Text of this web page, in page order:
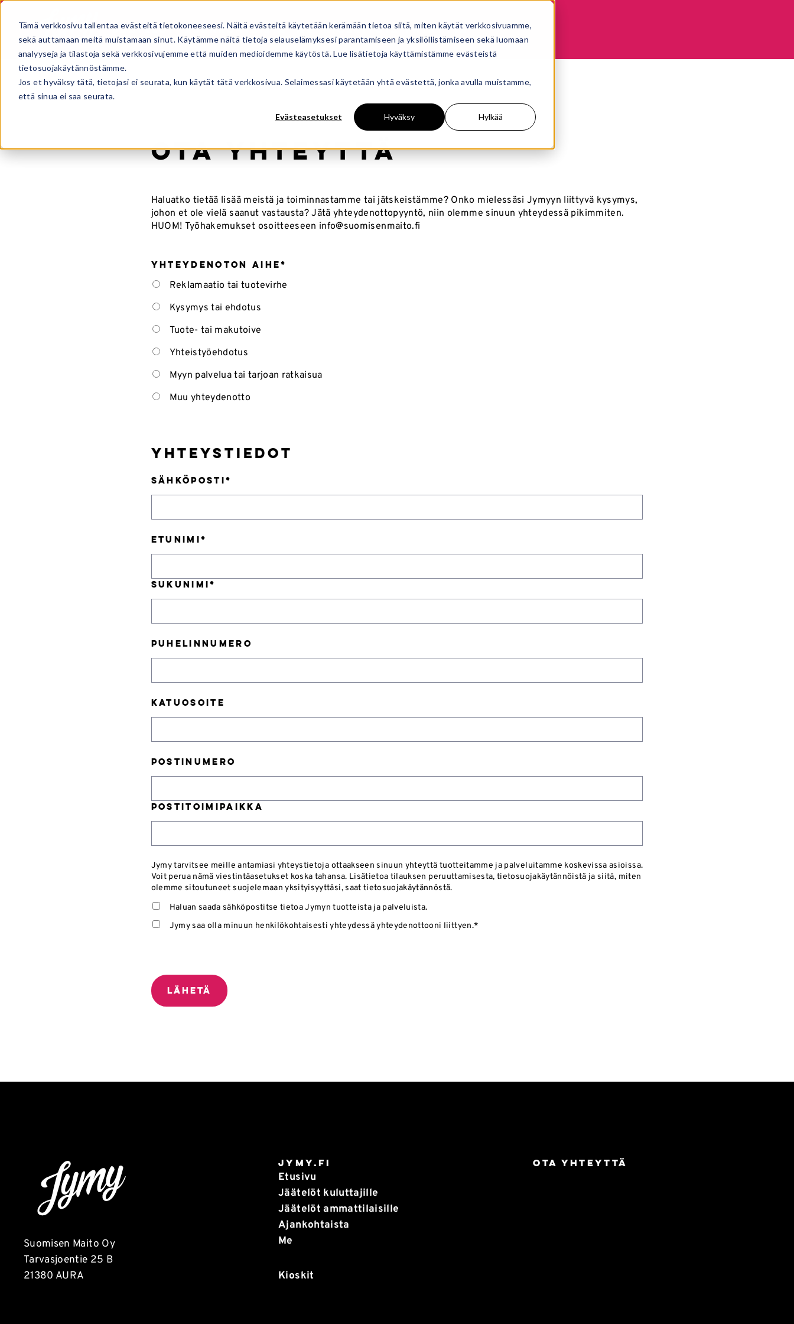
Tämä verkkosivu tallentaa evästeitä tietokoneeseesi. Näitä evästeitä käytetään kerämään tietoa siitä, miten käytät verkkosivuamme,
sekä auttamaan meitä muistamaan sinut. Käytämme näitä tietoja selauselämyksesi parantamiseen ja yksilöllistämiseen sekä luomaan
analyyseja ja tilastoja sekä verkkosivujemme että muiden medioidemme käytöstä. Lue lisätietoja käyttämistämme evästeistä
tietosuojakäytännöstämme.
Jos et hyväksy tätä, tietojasi ei seurata, kun käytät tätä verkkosivua. Selaimessasi käytetään yhtä evästettä, jonka avulla muistamme,
että sinua ei saa seurata.
Evästeasetukset Hyväksy Hylkää
JÄÄTELÖT AJANKOHTAISTA ME KIOSKITOTA YHTEYTTÄ
Ota yhteyttä
Haluatko tietää lisää meistä ja toiminnastamme tai jätskeistämme? Onko mielessäsi Jymyyn liittyvä kysymys,
johon et ole vielä saanut vastausta? Jätä yhteydenottopyyntö, niin olemme sinuun yhteydessä pikimmiten.
HUOM! Työhakemukset osoitteeseen info@suomisenmaito.fi
Yhteydenoton aihe*
Reklamaatio tai tuotevirhe
Kysymys tai ehdotus
Tuote- tai makutoive
Yhteistyöehdotus
Myyn palvelua tai tarjoan ratkaisua
Muu yhteydenotto
Yhteystiedot
Sähköposti*
Etunimi*
Sukunimi*
Puhelinnumero
Katuosoite
Postinumero
Postitoimipaikka
Jymy tarvitsee meille antamiasi yhteystietoja ottaakseen sinuun yhteyttä tuotteitamme ja palveluitamme koskevissa asioissa.
Voit perua nämä viestintäasetukset koska tahansa. Lisätietoa tilauksen peruuttamisesta, tietosuojakäytännöistä ja siitä, miten
olemme sitoutuneet suojelemaan yksityisyyttäsi, saat tietosuojakäytännöstä.
Haluan saada sähköpostitse tietoa Jymyn tuotteista ja palveluista.
Jymy saa olla minuun henkilökohtaisesti yhteydessä yhteydenottooni liittyen.*
Suomisen Maito Oy
Tarvasjoentie 25 B
21380 AURA
Jymy.fi
Etusivu
Jäätelöt kuluttajille
Jäätelöt ammattilaisille
Ajankohtaista
Me
Kioskit
Ota yhteyttä